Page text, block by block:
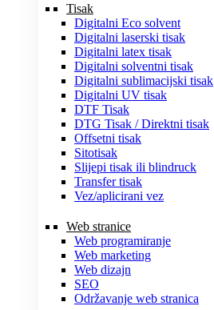
Tisak
Digitalni Eco solvent
Digitalni laserski tisak
Digitalni latex tisak
Digitalni solventni tisak
Digitalni sublimacijski tisak
Digitalni UV tisak
DTF Tisak
DTG Tisak / Direktni tisak
Offsetni tisak
Sitotisak
Slijepi tisak ili blindruck
Transfer tisak
Vez/aplicirani vez
Web stranice
Web programiranje
Web marketing
Web dizajn
SEO
Održavanje web stranica